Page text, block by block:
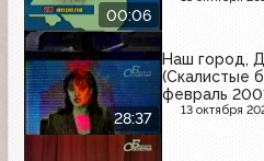
00:06
28:37
Наш город,
(Скалистые
февраль
13 октября